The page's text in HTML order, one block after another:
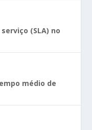
(SLA) no
médio de